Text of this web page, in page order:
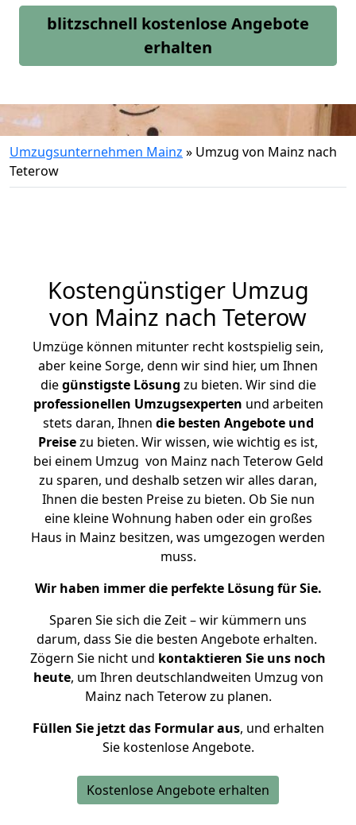
blitzschnell kostenlose Angebote
erhalten
Umzugsunternehmen Mainz » Umzug von Mainz nach
Teterow
Kostengünstiger Umzug
von Mainz nach Teterow
Umzüge können mitunter recht kostspielig sein,
aber keine Sorge, denn wir sind hier, um Ihnen
diegünstigste Lösung zu bieten. Wir sind die
professionellen Umzugsexperten und arbeiten
stets daran, Ihnen die besten Angebote und
Preisezu bieten. Wir wissen, wie wichtig es ist,
bei einem Umzug von Mainz nach Teterow Geld
zu sparen, und deshalb setzen wir alles daran,
Ihnen die besten Preise zu bieten. Ob Sie nun
eine kleine Wohnung haben oder ein großes
Haus in Mainz besitzen, was umgezogen werden
muss.
Wir haben immer die perfekte Lösung für Sie.
Sparen Sie sich die Zeit – wir kümmern uns
darum, dass Sie die besten Angebote erhalten.
Zögern Sie nicht und kontaktieren Sie uns noch
heute, um Ihren deutschlandweiten Umzug von
Mainz nach Teterow zu planen.
Füllen Sie jetzt das Formular aus, und erhalten
Sie kostenlose Angebote.
Kostenlose Angebote erhalten